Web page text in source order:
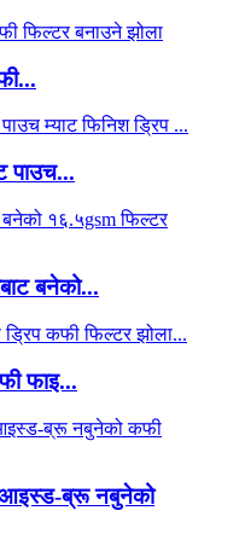
पाउच...
बनेको...
फाइ...
आइस्ड-ब्रू नबुनेको